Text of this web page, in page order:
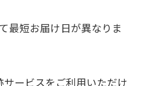
最短お届け日が異なりま
サービスをご利用いただけ